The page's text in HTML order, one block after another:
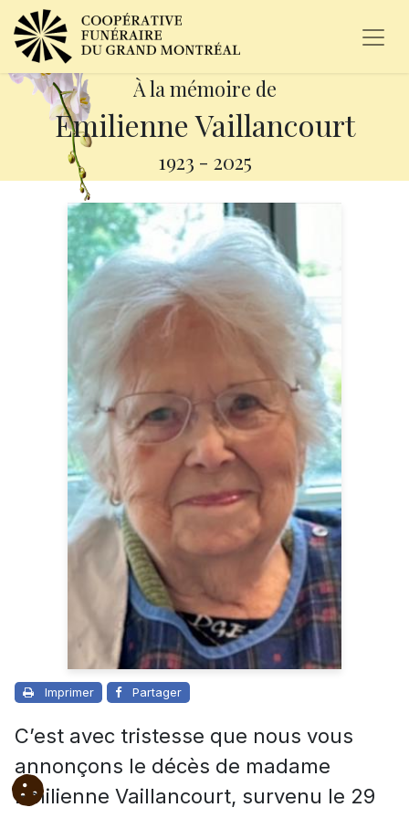
À la mémoire de
Emilienne Vaillancourt
1923 - 2025
Imprimer Partager
C’est avec tristesse que nous vous
annonçons le décès de madame
Emilienne Vaillancourt, survenu le 29